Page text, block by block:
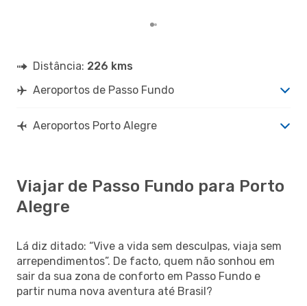
Distância: 226 kms
Aeroportos de Passo Fundo
Aeroportos Porto Alegre
Viajar de Passo Fundo para Porto
Alegre
Lá diz ditado: “Vive a vida sem desculpas, viaja sem
arrependimentos”. De facto, quem não sonhou em
sair da sua zona de conforto em Passo Fundo e
partir numa nova aventura até Brasil?